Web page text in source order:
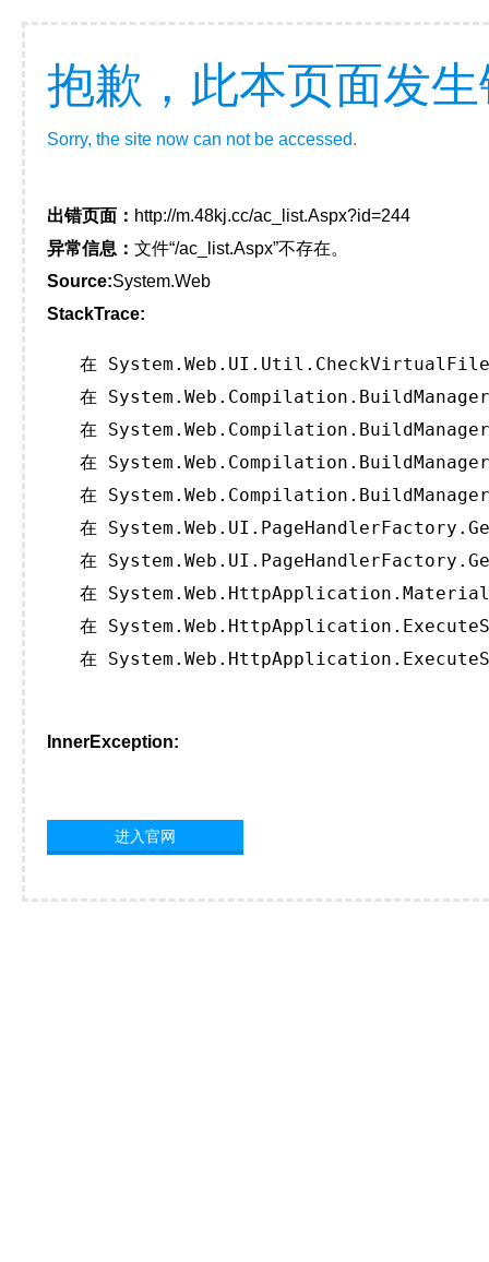
抱歉，此本页面发
Sorry, the site now can not be accessed.
出错页面： http://m.48kj.cc/ac_list.Aspx?id=244
异常信息： 文件“/ac_list.Aspx”不存在。
Source:System.Web
StackTrace:
在
在
在
在
在
在
在
在
在
在
InnerException:
进入官网